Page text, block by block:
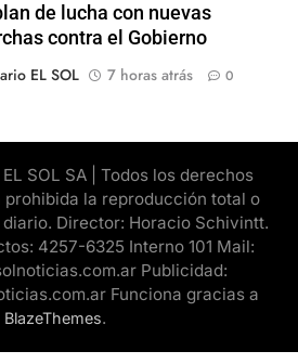
de lucha con nuevas
contra el Gobierno
EL SOL
7 horas atrás 0
SOL SA | Todos los derechos
prohibida la reproducción total o
Director: Horacio Schivintt.
4257-6325 Interno 101 Mail:
Publicidad:
Funciona gracias a
BlazeThemes.